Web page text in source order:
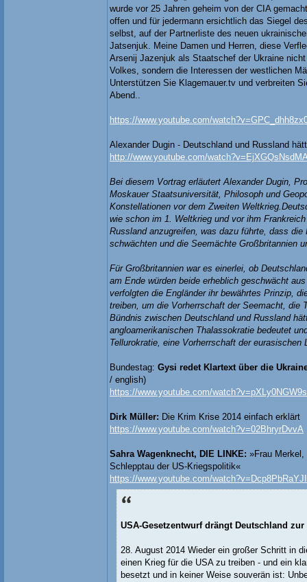
wurde vor 25 Jahren geheim von der CIA
offen und für jedermann ersichtlich das Siegel
selbst, auf der Partnerliste des neuen
Jatsenjuk. Meine Damen und Herren, diese
Arsenij Jazenjuk als Staatschef der Ukraine
Volkes, sondern die Interessen der westlichen
Unterstützen Sie Klagemauer.tv und verbreiten
Abend..
https://www.youtube.com/
Alexander Dugin - Deutschland und Russland
http://www.youtube.com/
Bei diesem Vortrag erläutert Alexander Dugin,
Moskauer Staatsuniversität, Philosoph und
Konstellationen vor dem Zweiten
wie schon im 1. Weltkrieg und vor ihm
Russland anzugreifen, was dazu führte, dass
schwächten und die Seemächte Großbritannien
Für Großbritannien war es einerlei, ob
am Ende würden beide erheblich geschwächt
verfolgten die Engländer ihr bewährtes Prinzip,
treiben, um die Vorherrschaft der Seemacht, die
Bündnis zwischen Deutschland und Russland
angloamerikanischen Thalassokratie bedeutet
Tellurokratie, eine Vorherrschaft der eurasischen
Bundestag: Gysi redet Klartext über die
/ english)
https://www.youtube.com/
Dirk Müller: Die Krim Krise 2014 einfach erklärt
https://www.youtube.com/watch?v=02BhryrDvvA
Sahra Wagenknecht, DIE LINKE: »Frau
Schlepptau der US-Kriegspolitik«
https://www.youtube.com/watch?v=Dcp8PbRaYJI
USA-Gesetzentwurf drängt Deutschland
28. August 2014 Wieder ein großer Schritt in
einen Krieg für die USA zu treiben - und ein
besetzt und in keiner Weise souverän ist: